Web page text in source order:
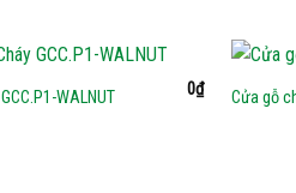
WALNUT 0₫ Cửa gỗ